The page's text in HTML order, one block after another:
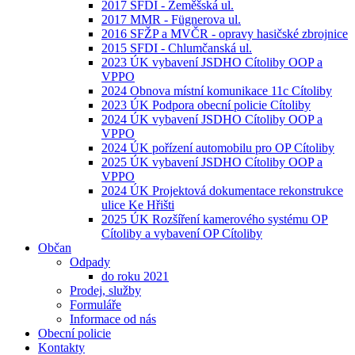
2017 SFDI - Zeměšská ul.
2017 MMR - Fügnerova ul.
2016 SFŽP a MVČR - opravy hasičské zbrojnice
2015 SFDI - Chlumčanská ul.
2023 ÚK vybavení JSDHO Cítoliby OOP a
VPPO
2024 Obnova místní komunikace 11c Cítoliby
2023 ÚK Podpora obecní policie Cítoliby
2024 ÚK vybavení JSDHO Cítoliby OOP a
VPPO
2024 ÚK pořízení automobilu pro OP Cítoliby
2025 ÚK vybavení JSDHO Cítoliby OOP a
VPPO
2024 ÚK Projektová dokumentace rekonstrukce
ulice Ke Hřišti
2025 ÚK Rozšíření kamerového systému OP
Cítoliby a vybavení OP Cítoliby
Občan
Odpady
do roku 2021
Prodej, služby
Formuláře
Informace od nás
Obecní policie
Kontakty